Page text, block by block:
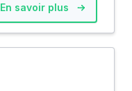
En savoir plus